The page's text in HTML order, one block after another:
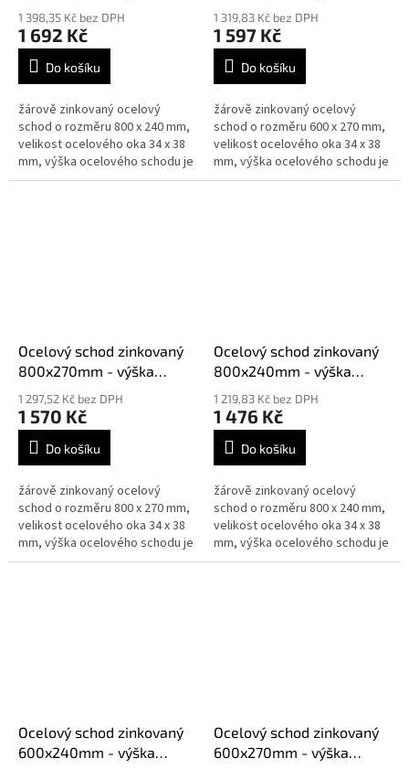
30mm síla 3mm
1 398,35 Kč bez DPH
1 692 Kč
Do košíku
žárově zinkovaný ocelový
schod o rozměru 800 x 240 mm,
velikost ocelového oka 34 x 38
mm, výška ocelového schodu je
30 mm síla 3 mm, splňují normy
30mm síla 3mm
1 319,83 Kč bez DPH
1 597 Kč
Do košíku
žárově zinkovaný ocelový
schod o rozměru 600 x 270 mm,
velikost ocelového oka 34 x 38
mm, výška ocelového schodu je
30 mm síla 3 mm, splňují normy
Ocelový schod zinkovaný
800x270mm - výška
30mm síla 2mm
1 297,52 Kč bez DPH
1 570 Kč
Do košíku
žárově zinkovaný ocelový
schod o rozměru 800 x 270 mm,
velikost ocelového oka 34 x 38
mm, výška ocelového schodu je
30 mm síla 2 mm, splňují normy
Ocelový schod zinkovaný
800x240mm - výška
30mm síla 2mm
1 219,83 Kč bez DPH
1 476 Kč
Do košíku
žárově zinkovaný ocelový
schod o rozměru 800 x 240 mm,
velikost ocelového oka 34 x 38
mm, výška ocelového schodu je
30 mm síla 2 mm, splňují normy
Ocelový schod zinkovaný
600x240mm - výška
Ocelový schod zinkovaný
600x270mm - výška